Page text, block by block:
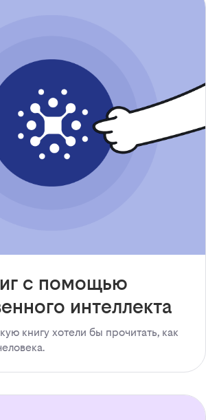
с помощью
интеллекта
книгу хотели бы прочитать, как